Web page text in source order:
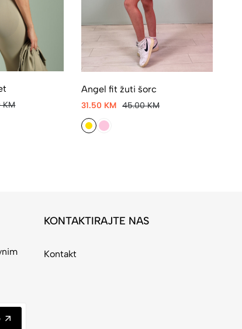
KM
Angel fit žuti šorc
31.50 KM 45.00 KM
KONTAKTIRAJTE NAS
Kontakt